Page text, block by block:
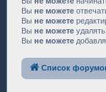
Вы не можете
Вы не можете
Вы не можете
Вы не можете
Список